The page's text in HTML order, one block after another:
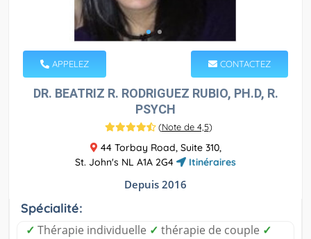
APPELEZ CONTACTEZ
DR. BEATRIZ R. RODRIGUEZ RUBIO, PH.D, R.
PSYCH
(Note de 4,5)
44 Torbay Road, Suite 310,
St. John's NL A1A 2G4
Itinéraires
Depuis 2016
Spécialité:
✓ Thérapie individuelle ✓ thérapie de couple ✓